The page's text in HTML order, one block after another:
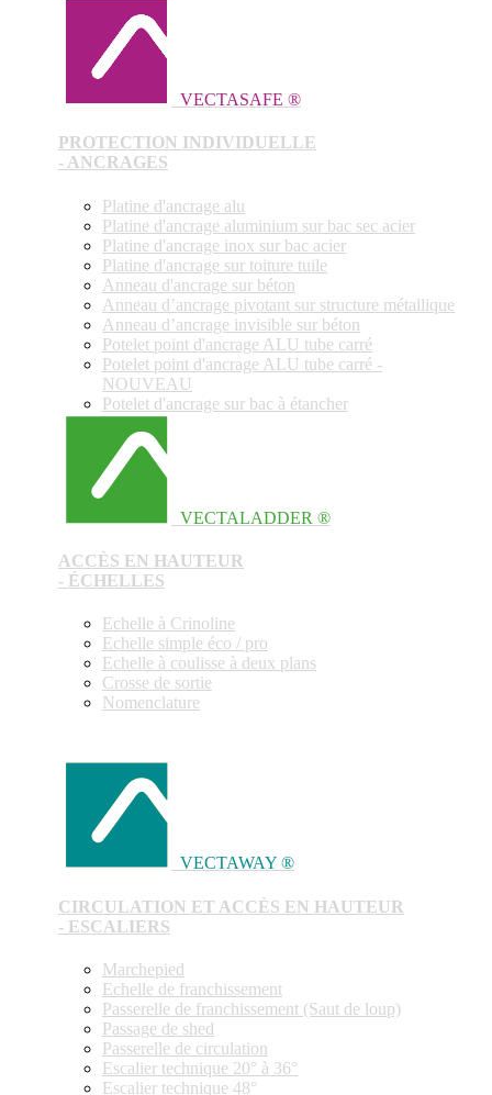
VECTASAFE ®
PROTECTION INDIVIDUELLE
- ANCRAGES
Platine d'ancrage alu
Platine d'ancrage aluminium sur bac sec acier
Platine d'ancrage inox sur bac acier
Platine d'ancrage sur toiture tuile
Anneau d'ancrage sur béton
Anneau d’ancrage pivotant sur structure métallique
Anneau d’ancrage invisible sur béton
Potelet point d'ancrage ALU tube carré
Potelet point d'ancrage ALU tube carré -
NOUVEAU
Potelet d'ancrage sur bac à étancher
VECTALADDER ®
ACCÈS EN HAUTEUR
- ÉCHELLES
Echelle à Crinoline
Echelle simple éco / pro
Echelle à coulisse à deux plans
Crosse de sortie
Nomenclature
VECTAWAY ®
CIRCULATION ET ACCÈS EN HAUTEUR
- ESCALIERS
Marchepied
Echelle de franchissement
Passerelle de franchissement (Saut de loup)
Passage de shed
Passerelle de circulation
Escalier technique 20° à 36°
Escalier technique 48°